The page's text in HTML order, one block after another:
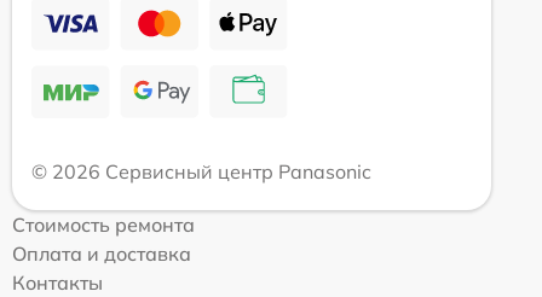
© 2026 Сервисный центр Panasonic
Стоимость ремонта
Оплата и доставка
Контакты